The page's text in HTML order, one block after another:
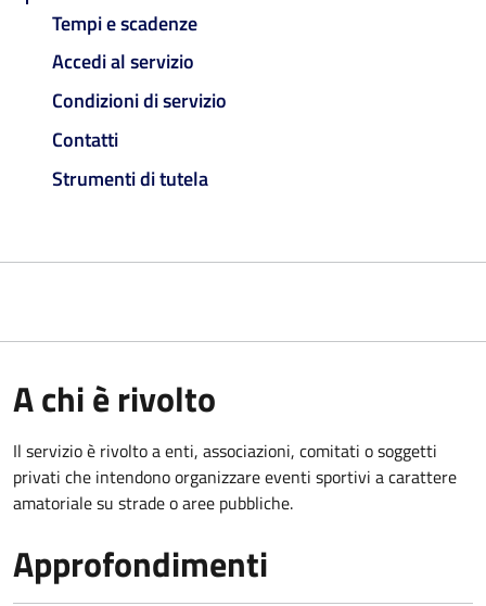
Tempi e scadenze
Accedi al servizio
Condizioni di servizio
Contatti
Strumenti di tutela
A chi è rivolto
Il servizio è rivolto a enti, associazioni, comitati o soggetti
privati che intendono organizzare eventi sportivi a carattere
amatoriale su strade o aree pubbliche.
Approfondimenti